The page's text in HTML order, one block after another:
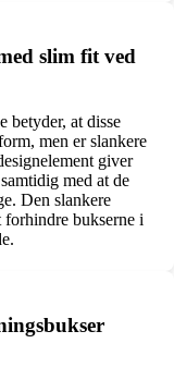
slim fit ved
betyder, at disse
men er slankere
giver
med at de
Den slankere
bukserne i